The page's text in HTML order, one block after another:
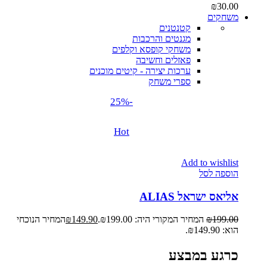
₪30.00
משחקים
קטנטנים
מגנטים והרכבות
משחקי קופסא וקלפים
פאזלים וחשיבה
ערכות יצירה - קיטים מוכנים
ספרי משחק
-25%
Hot
Add to wishlist
הוספה לסל
אליאס ישראל ALIAS
₪199.00 המחיר המקורי היה: ₪199.00. ₪149.90
המחיר הנוכחי
הוא: ₪149.90.
כרגע במבצע